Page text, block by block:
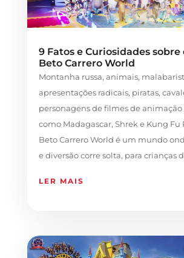
9 Fatos e Curiosidades sobre
Beto Carrero World
Montanha russa, animais,
apresentações radicais, piratas,
personagens de filmes de animação
como Madagascar, Shrek e Kung Fu
Beto Carrero World é um mundo
e diversão corre solta, para crianças
LER MAIS